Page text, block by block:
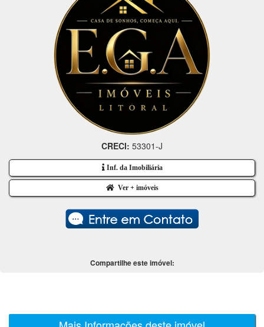
CRECI: 53301-J
Inf. da Imobiliária
Ver + imóveis
Compartilhe este imóvel: